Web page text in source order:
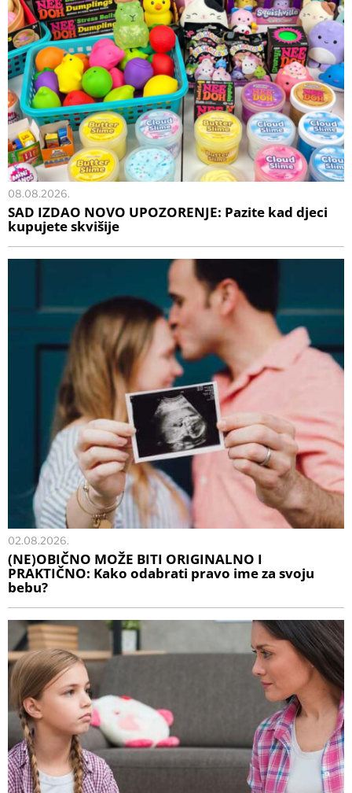
08.08.2026.
SAD IZDAO NOVO UPOZORENJE: Pazite kad djeci
kupujete skvišije
02.08.2026.
(NE)OBIČNO MOŽE BITI ORIGINALNO I
PRAKTIČNO: Kako odabrati pravo ime za svoju
bebu?